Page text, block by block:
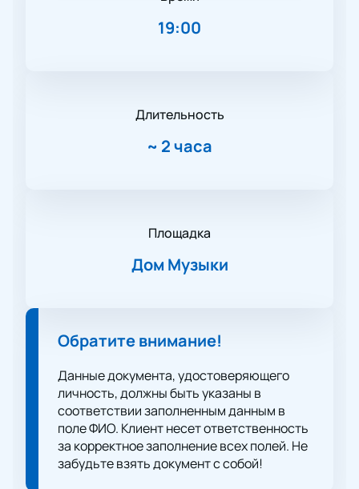
19:00
Длительность
~ 2 часа
Площадка
Дом Музыки
Обратите внимание!
Данные документа, удостоверяющего
личность, должны быть указаны в
соответствии заполненным данным в
поле ФИО. Клиент несет ответственность
за корректное заполнение всех полей. Не
забудьте взять документ с собой!